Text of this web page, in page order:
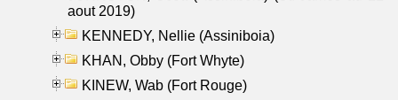
aout 2019)
KENNEDY, Nellie (Assiniboia)
KHAN, Obby (Fort Whyte)
KINEW, Wab (Fort Rouge)